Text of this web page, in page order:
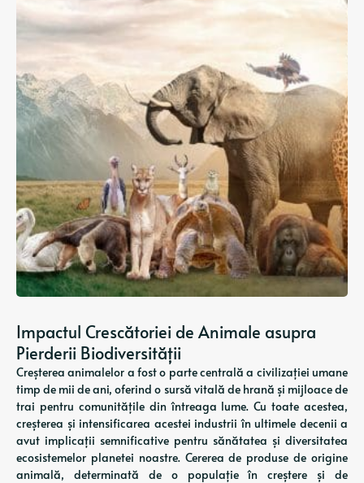
Impactul Crescătoriei de Animale asupra
Pierderii Biodiversității
Creșterea animalelor a fost o parte centrală a civilizației umane
timp de mii de ani, oferind o sursă vitală de hrană și mijloace de
trai pentru comunitățile din întreaga lume. Cu toate acestea,
creșterea și intensificarea acestei industrii în ultimele decenii a
avut implicații semnificative pentru sănătatea și diversitatea
ecosistemelor planetei noastre. Cererea de produse de origine
animală, determinată de o populație în creștere și de